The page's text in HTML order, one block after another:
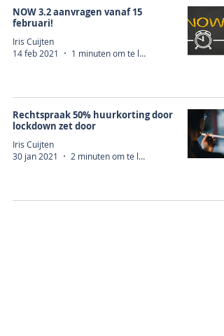
NOW 3.2 aanvragen vanaf 15
februari!
Iris Cuijten
14 feb 2021
1 minuten om te lezen
Rechtspraak 50% huurkorting door
lockdown zet door
Iris Cuijten
30 jan 2021
2 minuten om te lezen